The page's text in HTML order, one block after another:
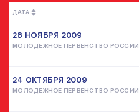
ДАТА
28 НОЯБРЯ 2009
МОЛОДЕЖНОЕ ПЕРВЕНСТВО РОССИИ
24 ОКТЯБРЯ 2009
МОЛОДЕЖНОЕ ПЕРВЕНСТВО РОССИИ